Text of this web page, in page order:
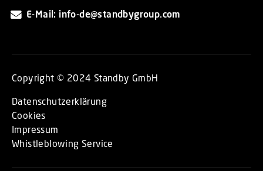
E-Mail: info-de@standbygroup.com
Copyright © 2024 Standby GmbH
Datenschutzerklärung
Cookies
Impressum
Whistleblowing Service